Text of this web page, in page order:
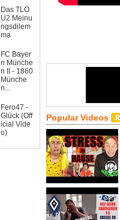
Das TLO
U2 Meinu
ngsdilem
ma
FC Bayer
n Münche
n II - 1860
Münche
n...
Fero47 -
Glück (Off
icial Vide
o)
Popular Videos